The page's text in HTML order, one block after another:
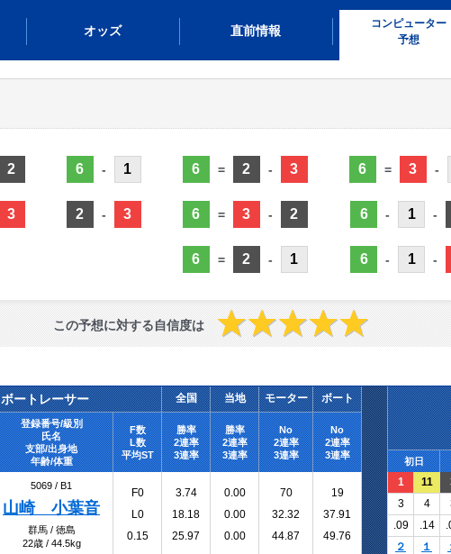
オッズ 直前情報
コンピューター
予想
2
3
6 - 1
2 - 3
6 = 2 - 3
6 = 3 - 2
6 = 2 - 1
6 = 3 -
6 - 1 -
6 - 1 -
この予想に対する自信度は
ボートレーサー 全国 当地 モーター ボート
登録番号/級別
氏名
支部/出身地
年齢/体重
F数
L数
平均ST
勝率
2連率
3連率
勝率
2連率
3連率
No
2連率
3連率
No
2連率
3連率
初日
5069 / B1
山崎 小葉音
群馬 / 徳島
22歳 / 44.5kg
F0
L0
0.15
3.74
18.18
25.97
0.00
0.00
0.00
70
32.32
44.87
19
37.91
49.76
1 11
3 4
.09
.14
２
１